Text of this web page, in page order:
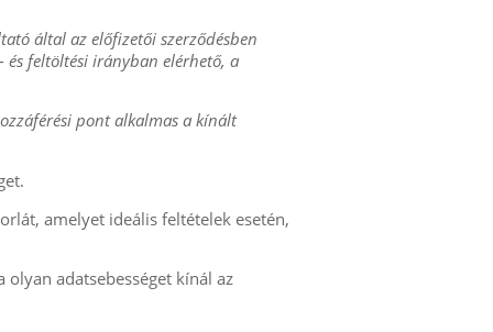
által az előfizetői szerződésben
feltöltési irányban elérhető, a
pont alkalmas a kínált
amelyet ideális feltételek esetén,
adatsebességet kínál az